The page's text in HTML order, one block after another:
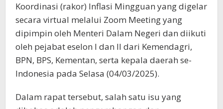
Koordinasi (rakor) Inflasi Mingguan yang digelar
secara virtual melalui Zoom Meeting yang
dipimpin oleh Menteri Dalam Negeri dan diikuti
oleh pejabat eselon I dan II dari Kemendagri,
BPN, BPS, Kementan, serta kepala daerah se-
Indonesia pada Selasa (04/03/2025).
Dalam rapat tersebut, salah satu isu yang